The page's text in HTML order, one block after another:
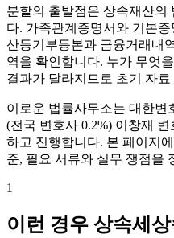
분할의 출발점은 상속재산의
다. 가족관계증명서와 기본
산등기부등본과 금융거래내
역을 확인합니다. 누가 무엇
결과가 달라지므로 초기 자
이로운 법률사무소는 대한변
(전국 변호사 0.2%) 이창재
하고 진행합니다. 본 페이지
준, 필요 서류와 실무 쟁점을
1
이런 경우 상속세